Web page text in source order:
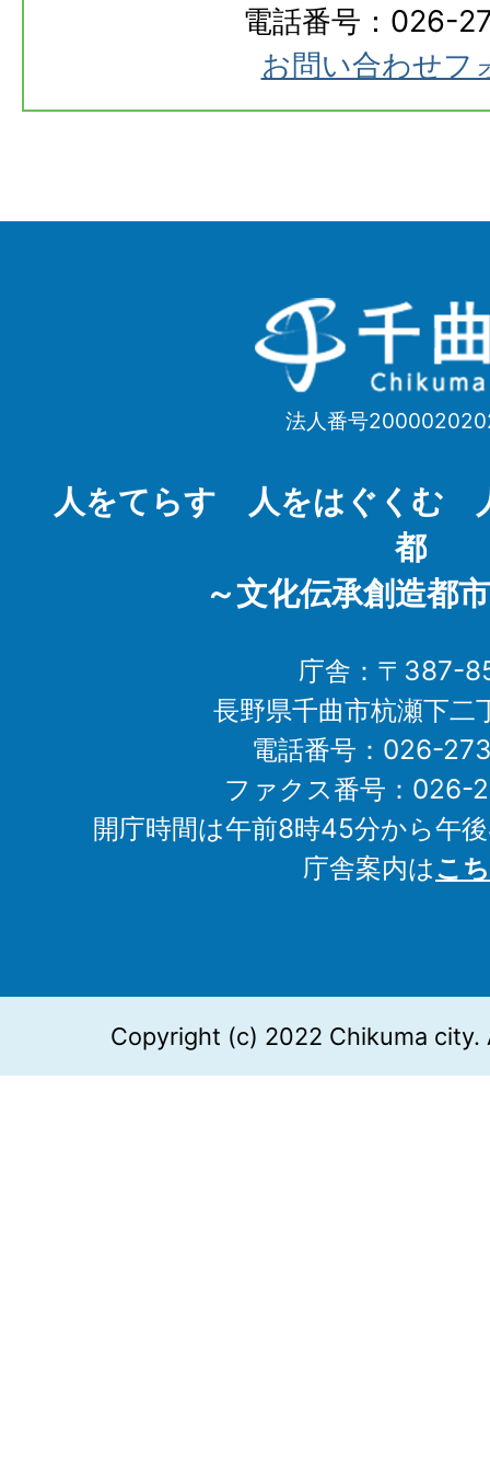
電話番号：026-
お問い合わせフ
千
曲
Chikuma
法人番号
人をてらす 人をはぐくむ
都
～文化伝承創造都
庁舎：〒387-
長野県千曲市杭瀬下二
電話番号：026-
ファクス番号：026-
開庁時間は午前8時45分から午
庁舎案内はこ
Copyright (c) 2022 Chikuma city.